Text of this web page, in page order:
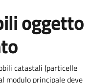
oggetto
catastali (particelle
modulo principale deve